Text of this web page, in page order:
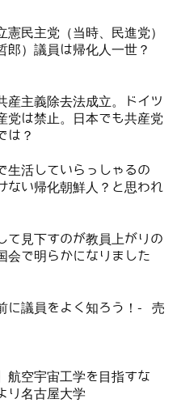
憲民主党（当時、民進党）
郎）議員は帰化人一世？
産主義除去法成立。ドイツ
党は禁止。日本でも共産党
は？
生活していらっしゃるの
ない帰化朝鮮人？と思われ
て見下すのが教員上がりの
会で明らかになりました
に議員をよく知ろう！- 売
航空宇宙工学を目指すな
り名古屋大学